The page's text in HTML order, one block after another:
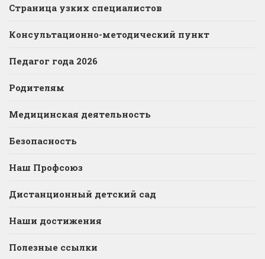
Страница узких специалистов
Консультационно-методический пункт
Педагог года 2026
Родителям
Медицинская деятельность
Безопасность
Наш Профсоюз
Дистанционный детский сад
Наши достижения
Полезные ссылки